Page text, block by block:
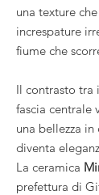
una texture
increspature
fiume che
Il contrasto tra
fascia centrale
una bellezza
diventa
La ceramica
prefettura di